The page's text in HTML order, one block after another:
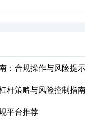
：合规操作与风险提示
杆策略与风险控制指南
平台推荐